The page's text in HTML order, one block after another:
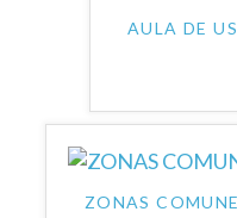
AULA DE
ZONAS